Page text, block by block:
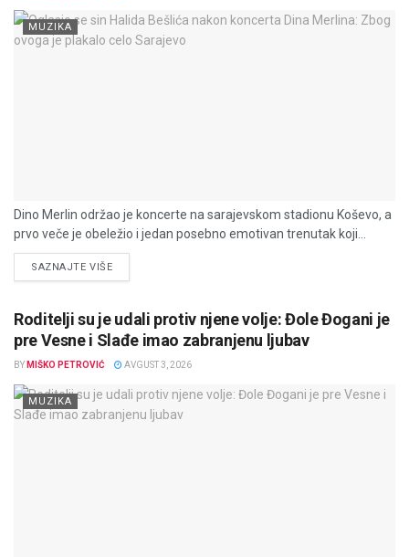
MUZIKA
Dino Merlin održao je koncerte na sarajevskom stadionu Koševo, a
prvo veče je obeležio i jedan posebno emotivan trenutak koji...
SAZNAJTE VIŠEDETAILS
Roditelji su je udali protiv njene volje: Đole Đogani je
pre Vesne i Slađe imao zabranjenu ljubav
BY MIŠKO PETROVIĆ AVGUST 3, 2026
MUZIKA